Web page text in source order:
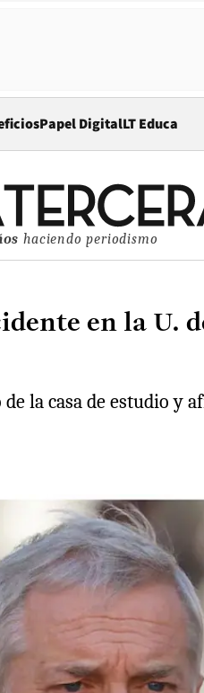
Papel DigitalOpens in
LT Educa
haciendo periodismo
en la U.
la casa de estudio y